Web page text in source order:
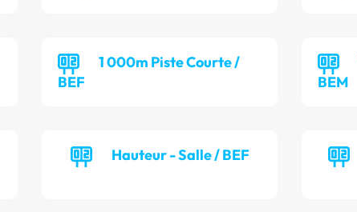
1 000m Piste Courte /
BEF
BEM
Hauteur - Salle / BEF